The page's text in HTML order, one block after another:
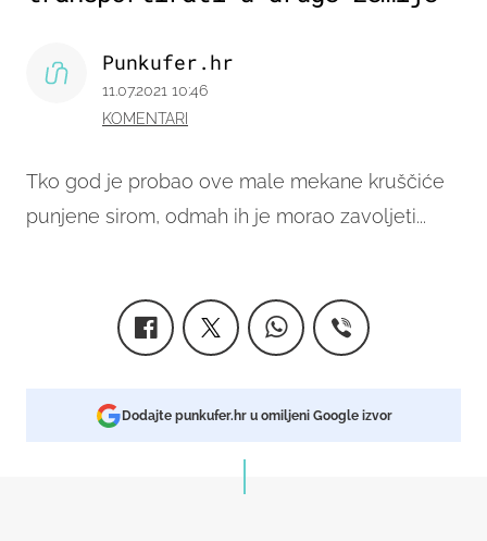
Tko god je probao ove male mekane kruščiće
punjene sirom, odmah ih je morao zavoljeti...
Punkufer.hr
11.07.2021 10:46
KOMENTARI
Dodajte punkufer.hr u omiljeni Google izvor